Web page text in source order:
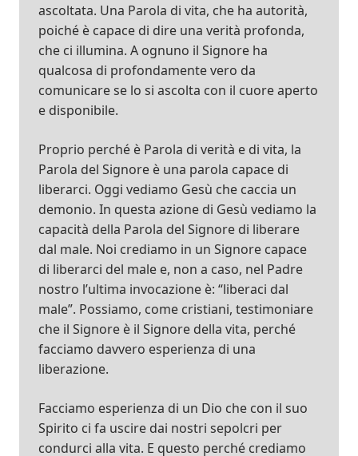
ascoltata. Una Parola di vita, che ha autorità,
poiché è capace di dire una verità profonda,
che ci illumina. A ognuno il Signore ha
qualcosa di profondamente vero da
comunicare se lo si ascolta con il cuore aperto
e disponibile.
Proprio perché è Parola di verità e di vita, la
Parola del Signore è una parola capace di
liberarci. Oggi vediamo Gesù che caccia un
demonio. In questa azione di Gesù vediamo la
capacità della Parola del Signore di liberare
dal male. Noi crediamo in un Signore capace
di liberarci del male e, non a caso, nel Padre
nostro l’ultima invocazione è: “liberaci dal
male”. Possiamo, come cristiani, testimoniare
che il Signore è il Signore della vita, perché
facciamo davvero esperienza di una
liberazione.
Facciamo esperienza di un Dio che con il suo
Spirito ci fa uscire dai nostri sepolcri per
condurci alla vita. E questo perché crediamo